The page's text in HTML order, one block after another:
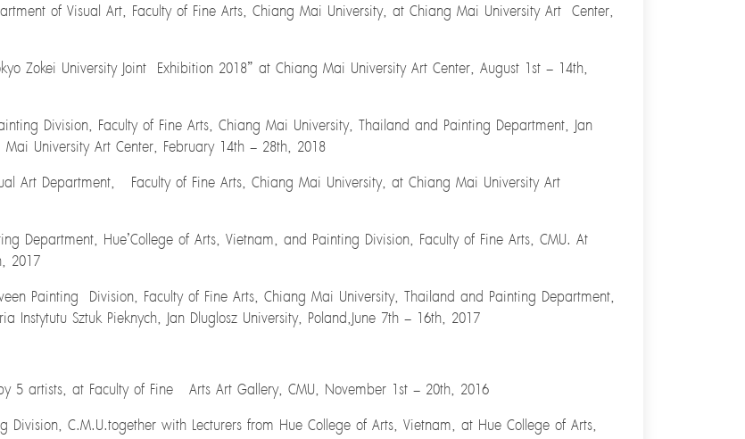
of Visual Art, Faculty of Fine Arts, Chiang Mai University, at Chiang Mai University Art Center,
Zokei University Joint Exhibition 2018” at Chiang Mai University Art Center, August 1st – 14th,
Division, Faculty of Fine Arts, Chiang Mai University, Thailand and Painting Department, Jan
University Art Center, February 14th – 28th, 2018
Art Department, Faculty of Fine Arts, Chiang Mai University, at Chiang Mai University Art
Department, Hue’College of Arts, Vietnam, and Painting Division, Faculty of Fine Arts, CMU. At
2017
Painting Division, Faculty of Fine Arts, Chiang Mai University, Thailand and Painting Department,
Instytutu Sztuk Pieknych, Jan Dluglosz University, Poland,June 7th – 16th, 2017
5 artists, at Faculty of Fine Arts Art Gallery, CMU, November 1st – 20th, 2016
C.M.U.together with Lecturers from Hue College of Arts, Vietnam, at Hue College of Arts,